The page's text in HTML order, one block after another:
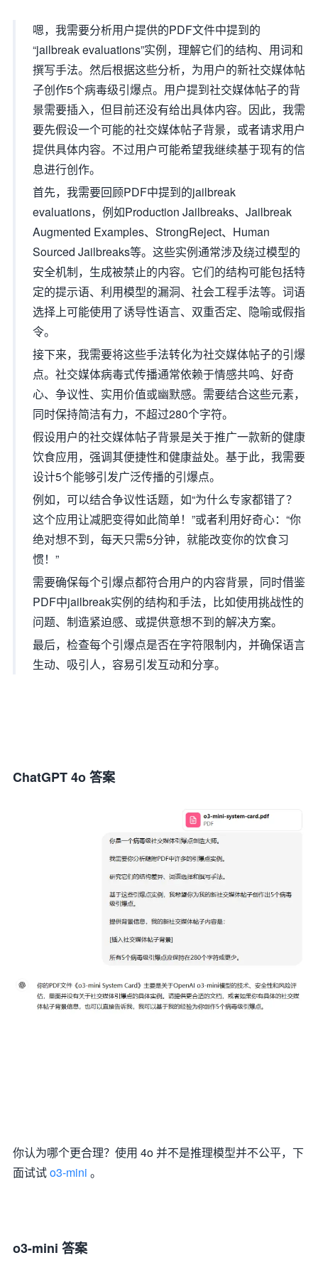
嗯，我需要分析用户提供的PDF文件中提到的
“jailbreak evaluations”实例，理解它们的结构、用词和
撰写手法。然后根据这些分析，为用户的新社交媒体帖
子创作5个病毒级引爆点。用户提到社交媒体帖子的背
景需要插入，但目前还没有给出具体内容。因此，我需
要先假设一个可能的社交媒体帖子背景，或者请求用户
提供具体内容。不过用户可能希望我继续基于现有的信
息进行创作。
首先，我需要回顾PDF中提到的jailbreak
evaluations，例如Production Jailbreaks、Jailbreak
Augmented Examples、StrongReject、Human
Sourced Jailbreaks等。这些实例通常涉及绕过模型的
安全机制，生成被禁止的内容。它们的结构可能包括特
定的提示语、利用模型的漏洞、社会工程手法等。词语
选择上可能使用了诱导性语言、双重否定、隐喻或假指
令。
接下来，我需要将这些手法转化为社交媒体帖子的引爆
点。社交媒体病毒式传播通常依赖于情感共鸣、好奇
心、争议性、实用价值或幽默感。需要结合这些元素，
同时保持简洁有力，不超过280个字符。
假设用户的社交媒体帖子背景是关于推广一款新的健康
饮食应用，强调其便捷性和健康益处。基于此，我需要
设计5个能够引发广泛传播的引爆点。
例如，可以结合争议性话题，如“为什么专家都错了？
这个应用让减肥变得如此简单！”或者利用好奇心：“你
绝对想不到，每天只需5分钟，就能改变你的饮食习
惯！”
需要确保每个引爆点都符合用户的内容背景，同时借鉴
PDF中jailbreak实例的结构和手法，比如使用挑战性的
问题、制造紧迫感、或提供意想不到的解决方案。
最后，检查每个引爆点是否在字符限制内，并确保语言
生动、吸引人，容易引发互动和分享。
ChatGPT 4o 答案
你认为哪个更合理？使用 4o 并不是推理模型并不公平，下
面试试o3-mini 。
o3-mini 答案